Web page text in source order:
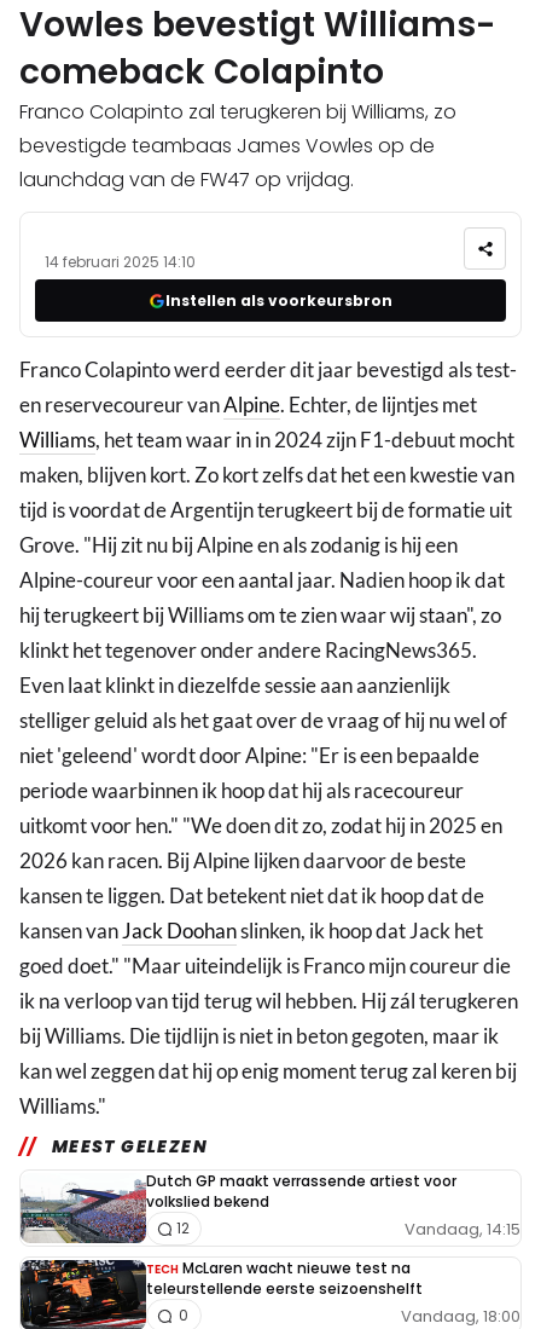
Vowles bevestigt Williams-
comeback Colapinto
Franco Colapinto zal terugkeren bij Williams, zo
bevestigde teambaas James Vowles op de
launchdag van de FW47 op vrijdag.
14 februari 2025 14:10
Instellen als voorkeursbron
Franco Colapinto werd eerder dit jaar bevestigd als test-
en reservecoureur vanAlpine. Echter, de lijntjes met
Williams, het team waar in in 2024 zijn F1-debuut mocht
maken, blijven kort. Zo kort zelfs dat het een kwestie van
tijd is voordat de Argentijn terugkeert bij de formatie uit
Grove. "Hij zit nu bij Alpine en als zodanig is hij een
Alpine-coureur voor een aantal jaar. Nadien hoop ik dat
hij terugkeert bij Williams om te zien waar wij staan", zo
klinkt het tegenover onder andere RacingNews365.
Even laat klinkt in diezelfde sessie aan aanzienlijk
stelliger geluid als het gaat over de vraag of hij nu wel of
niet 'geleend' wordt door Alpine: "Er is een bepaalde
periode waarbinnen ik hoop dat hij als racecoureur
uitkomt voor hen." "We doen dit zo, zodat hij in 2025 en
2026 kan racen. Bij Alpine lijken daarvoor de beste
kansen te liggen. Dat betekent niet dat ik hoop dat de
kansen vanJack Doohanslinken, ik hoop dat Jack het
goed doet." "Maar uiteindelijk is Franco mijn coureur die
ik na verloop van tijd terug wil hebben. Hij zál terugkeren
bij Williams. Die tijdlijn is niet in beton gegoten, maar ik
kan wel zeggen dat hij op enig moment terug zal keren bij
Williams."
MEEST GELEZEN
Dutch GP maakt verrassende artiest voor
volkslied bekend
Vandaag, 14:15
12
TECH McLaren wacht nieuwe test na
teleurstellende eerste seizoenshelft
Vandaag, 18:00
0